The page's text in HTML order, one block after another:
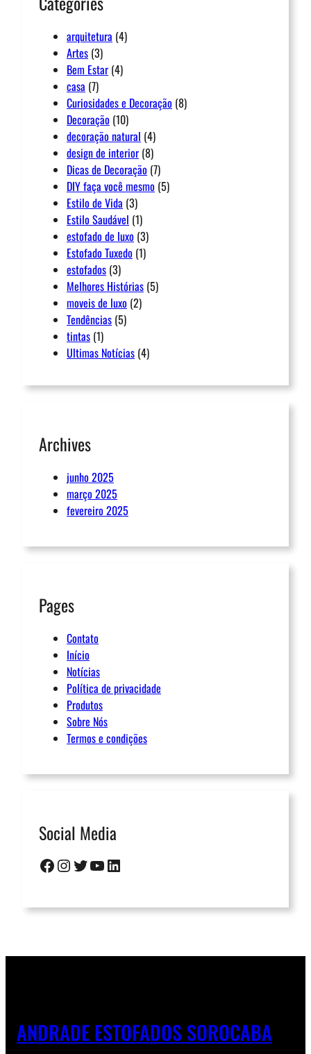
arquitetura (4)
Artes (3)
Bem Estar (4)
casa (7)
Curiosidades e Decoração (8)
Decoração (10)
decoração natural (4)
design de interior (8)
Dicas de Decoração (7)
DIY faça você mesmo (5)
Estilo de Vida (3)
Estilo Saudável (1)
estofado de luxo (3)
Estofado Tuxedo (1)
estofados (3)
Melhores Histórias (5)
moveis de luxo (2)
Tendências (5)
tintas (1)
Ultimas Notícias (4)
Archives
junho 2025
março 2025
fevereiro 2025
Pages
Contato
Início
Notícias
Política de privacidade
Produtos
Sobre Nós
Termos e condições
Social Media
Facebook Instagram Twitter Youtube LinkedIn
ANDRADE ESTOFADOS SOROCABA